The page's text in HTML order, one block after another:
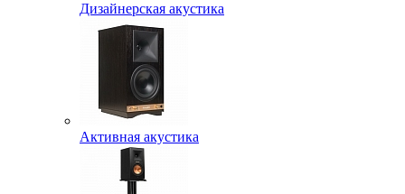
Дизайнерская акустика
Активная акустика